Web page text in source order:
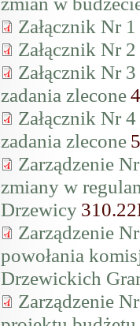
Załącznik Nr
Załącznik Nr
Załącznik Nr
zadania zlecone
Załącznik Nr
zadania zlecone
Zarządzenie
zmiany w
Drzewicy
Zarządzenie
powołania
Drzewickich
Zarządzenie